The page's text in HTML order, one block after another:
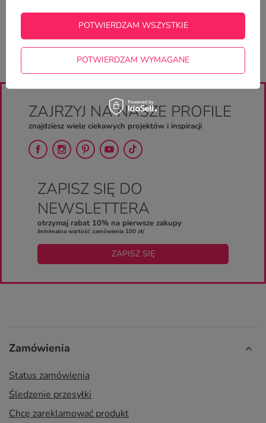
ZAJRZYJ NA NASZE PROFILE
znajdziesz wiele ciekawych projektów i inspiracji
ZAPISZ SIĘ DO
NEWSLETTERA
otrzymaj rabat 10% na pierwsze zakupy
/minimalna wartość zamówienia 100 zł/
ZAPISZ SIĘ
Zamówienia
Status zamówienia
Śledzenie przesyłki
Chcę zareklamować produkt
POTWIERDZAM WYMAGANE
POTWIERDZAM WSZYSTKIE